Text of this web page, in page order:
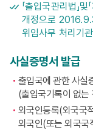
「출입국관리법」
개정으로
위임사무 처리기
사실증명서 발급
출입국에 관한 사실
(출입국기록이 없는
외국인등록(외국국
외국인(또는 외국국